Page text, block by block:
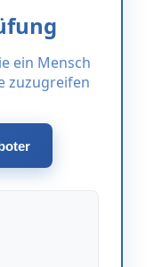
ein Mensch
zuzugreifen